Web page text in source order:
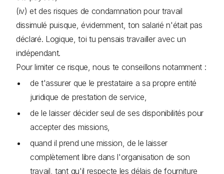
(iv) et des risques de condamnation pour travail
dissimulé puisque, évidemment, ton salarié n'était pas
déclaré. Logique, toi tu pensais travailler avec un
indépendant.
Pour limiter ce risque, nous te conseillons notamment :
de t'assurer que le prestataire a sa propre entité
juridique de prestation de service,
de le laisser décider seul de ses disponibilités pour
accepter des missions,
quand il prend une mission, de le laisser
complètement libre dans l'organisation de son
travail, tant qu'il respecte les délais de fourniture